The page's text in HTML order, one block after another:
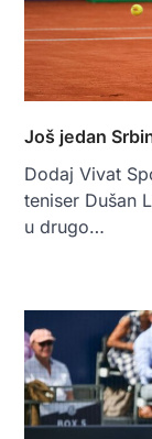
Još jedan
Dodaj Vivat
teniser Dušan
u drugo…